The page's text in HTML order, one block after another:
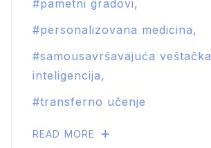
pametni gradovi
personalizovana medicina
samousavršavajuća veštačka
inteligencija
transferno učenje
READ MORE